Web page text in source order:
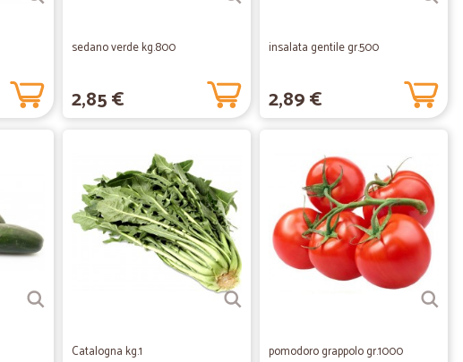
sedano verde kg.800
2,85 €
insalata gentile gr.500
2,89 €
Catalogna kg.1 pomodoro grappolo gr.1000